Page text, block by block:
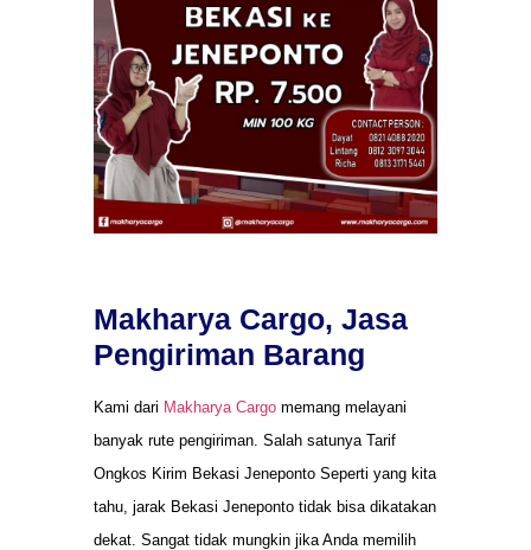
Makharya Cargo, Jasa
Pengiriman Barang
Kami dari Makharya Cargo memang melayani
banyak rute pengiriman. Salah satunya Tarif
Ongkos Kirim Bekasi Jeneponto Seperti yang kita
tahu, jarak Bekasi Jeneponto tidak bisa dikatakan
dekat. Sangat tidak mungkin jika Anda memilih